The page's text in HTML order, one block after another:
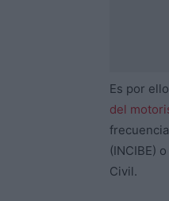
Es por
del
(INCIBE)
Civil.